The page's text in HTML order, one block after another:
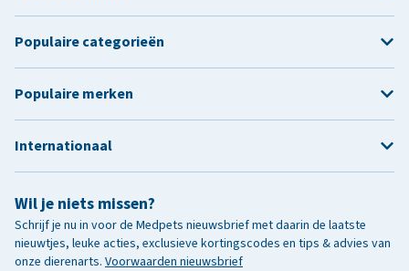
Wil je niets missen?
Schrijf je nu in voor de Medpets nieuwsbrief met daarin de laatste
nieuwtjes, leuke acties, exclusieve kortingscodes en tips & advies van
onze dierenarts. Voorwaarden nieuwsbrief
Populaire categorieën
Populaire merken
Internationaal